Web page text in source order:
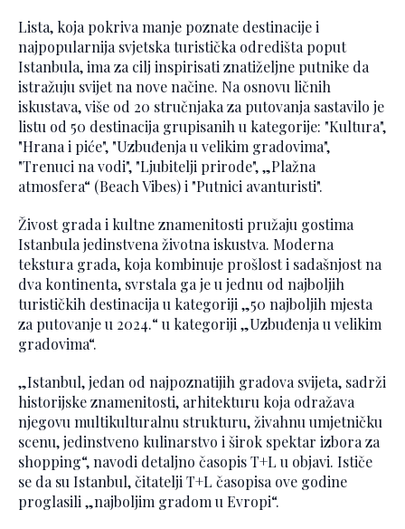
Lista, koja pokriva manje poznate destinacije i
najpopularnija svjetska turistička odredišta poput
Istanbula, ima za cilj inspirisati znatiželjne putnike da
istražuju svijet na nove načine. Na osnovu ličnih
iskustava, više od 20 stručnjaka za putovanja sastavilo je
listu od 50 destinacija grupisanih u kategorije: "Kultura",
"Hrana i piće", "Uzbuđenja u velikim gradovima",
"Trenuci na vodi", "Ljubitelji prirode", „Plažna
atmosfera“ (Beach Vibes) i "Putnici avanturisti".
Živost grada i kultne znamenitosti pružaju gostima
Istanbula jedinstvena životna iskustva. Moderna
tekstura grada, koja kombinuje prošlost i sadašnjost na
dva kontinenta, svrstala ga je u jednu od najboljih
turističkih destinacija u kategoriji „50 najboljih mjesta
za putovanje u 2024.“ u kategoriji „Uzbuđenja u velikim
gradovima“.
„Istanbul, jedan od najpoznatijih gradova svijeta, sadrži
historijske znamenitosti, arhitekturu koja odražava
njegovu multikulturalnu strukturu, živahnu umjetničku
scenu, jedinstveno kulinarstvo i širok spektar izbora za
shopping“, navodi detaljno časopis T+L u objavi. Ističe
se da su Istanbul, čitatelji T+L časopisa ove godine
proglasili „najboljim gradom u Evropi“.